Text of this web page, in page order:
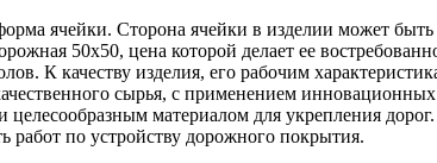
ячейки. Сторона ячейки в изделии может
50х50, цена которой делает ее
К качеству изделия, его рабочим
сырья, с применением
материалом для укрепления
работ по устройству дорожного покрытия.